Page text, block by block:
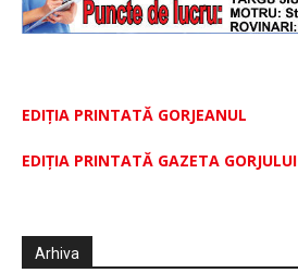
EDIȚIA PRINTATĂ GORJEANUL
EDIŢIA PRINTATĂ GAZETA GORJULUI
Arhiva